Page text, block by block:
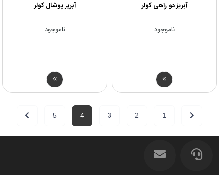
آبریز دو راهی کولر
ناموجود
آبریز پوشال کولر
ناموجود
1
2
3
4
5